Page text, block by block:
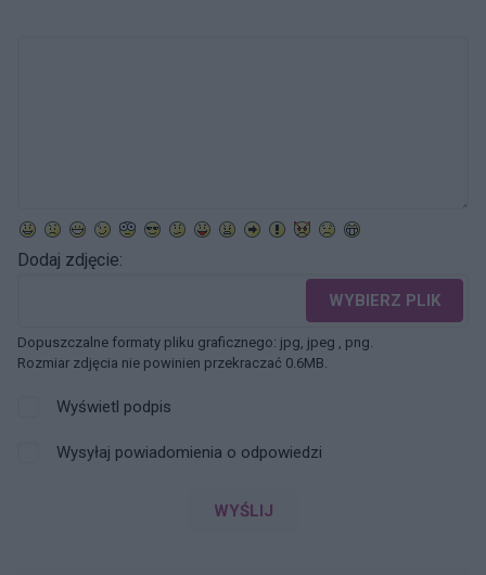
Dodaj zdjęcie:
WYBIERZ PLIK
Dopuszczalne formaty pliku graficznego: jpg, jpeg , png.
Rozmiar zdjęcia nie powinien przekraczać 0.6MB.
Wyświetl podpis
Wysyłaj powiadomienia o odpowiedzi
WYŚLIJ